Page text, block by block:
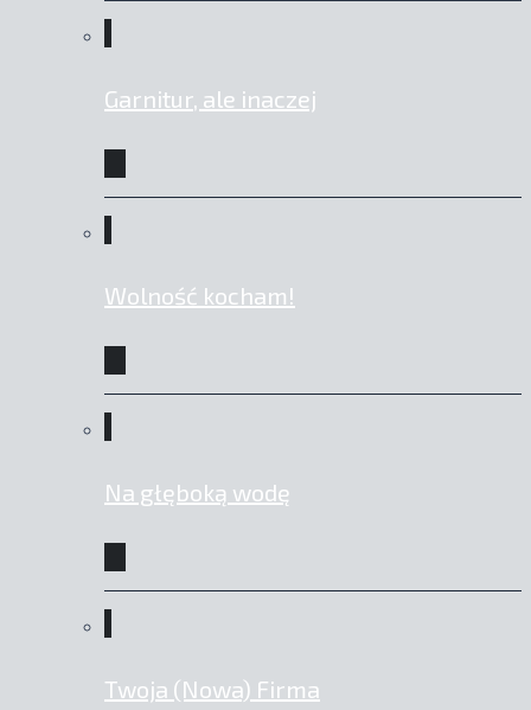
Garnitur, ale inaczej
Wolność kocham!
Na głęboką wodę
Twoja (Nowa) Firma